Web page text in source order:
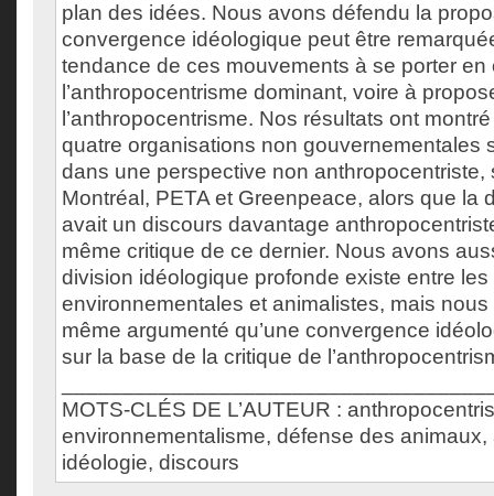
plan des idées. Nous avons défendu la
convergence idéologique peut être
tendance de ces mouvements à se porter en
l’anthropocentrisme dominant, voire à
l’anthropocentrisme. Nos résultats ont
quatre organisations non gouvernementales
dans une perspective non anthropocentriste,
Montréal, PETA et Greenpeace, alors que la
avait un discours davantage
même critique de ce dernier. Nous avons
division idéologique profonde existe entre
environnementales et animalistes, mais
même argumenté qu’une convergence
sur la base de la critique de
MOTS-CLÉS DE L’AUTEUR :
environnementalisme, défense des
idéologie, discours